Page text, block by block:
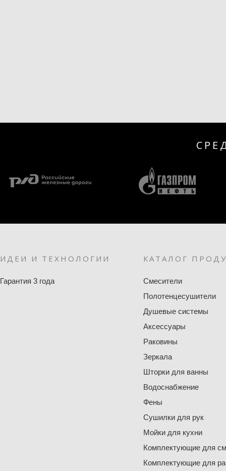
ИДЕИ И ТЕХНОЛОГИИ
Гарантия 3 года
КАТАЛОГ
Смесители
Полотенцесушители
Душевые системы
Аксессуары
Раковины
Зеркала
Шторки для ванны
Водоснабжение
Фены
Сушилки для рук
Мойки для кухни
Комплектующие для
Комплектующие для